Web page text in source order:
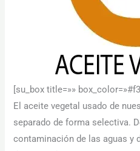
[su_box title=»»
El aceite vegetal usado de
separado de forma selectiva.
contaminación de las aguas y